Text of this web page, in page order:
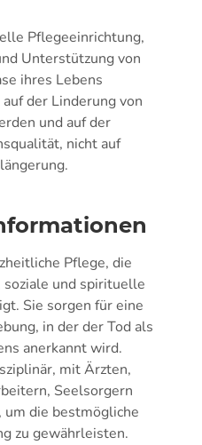
Pflegeeinrichtung,
Unterstützung von
ihres Lebens
der Linderung von
und auf der
nicht auf
Pflege, die
und spirituelle
Sie sorgen für eine
in der der Tod als
anerkannt wird.
mit Ärzten,
Seelsorgern
die bestmögliche
zu gewährleisten.